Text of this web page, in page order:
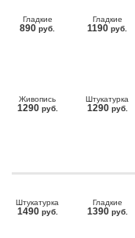
Гладкие
890 руб.
Гладкие
1190 руб.
Живопись
1290 руб.
Штукатурка
1290 руб.
Штукатурка
1490 руб.
Гладкие
1390 руб.